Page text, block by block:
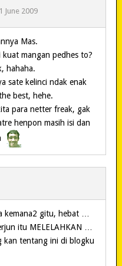
1 June 2009
Mas.
mangan pedhes to?
hahaha.
sate kelinci ndak enak
best, hehe.
para netter freak, gak
henpon masih isi dan
kemana2 gitu, hebat …
itu MELELAHKAN …
kan tentang ini di blogku